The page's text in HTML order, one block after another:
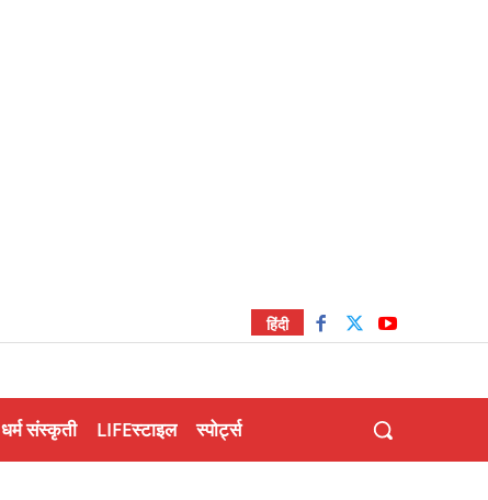
हिंदी
धर्म संस्कृती LIFEस्टाइल स्पोर्ट्स